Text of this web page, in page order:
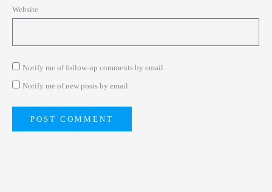
Website
Notify me of follow-up comments by email.
Notify me of new posts by email.